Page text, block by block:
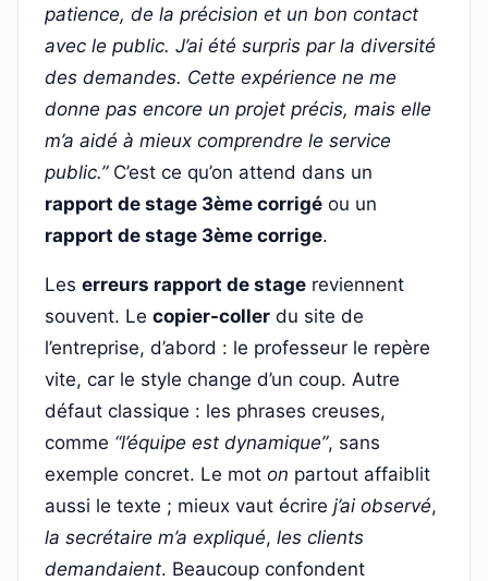
patience, de la précision et un bon contact
avec le public. J’ai été surpris par la diversité
des demandes. Cette expérience ne me
donne pas encore un projet précis, mais elle
m’a aidé à mieux comprendre le service
public.”C’est ce qu’on attend dans un
rapport de stage 3ème corrigé ou un
rapport de stage 3ème corrige.
Les erreurs rapport de stage reviennent
souvent. Le copier-coller du site de
l’entreprise, d’abord : le professeur le repère
vite, car le style change d’un coup. Autre
défaut classique : les phrases creuses,
comme “l’équipe est dynamique”, sans
exemple concret. Le mot on partout affaiblit
aussi le texte ; mieux vaut écrire j’ai observé,
la secrétaire m’a expliqué, les clients
demandaient. Beaucoup confondent